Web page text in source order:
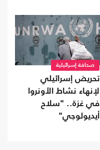
صحافة إسرائيلية
تحريض إسرائيلي
لإنهاء نشاط الأونروا
في غزة.. "سلاح
أيديولوجي"